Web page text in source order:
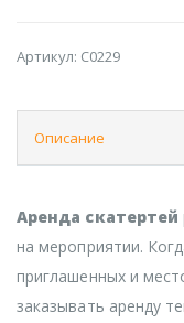
Артикул: C0229
Описание
Аренда скатертей
на мероприятии.
приглашенных и
заказывать аренду